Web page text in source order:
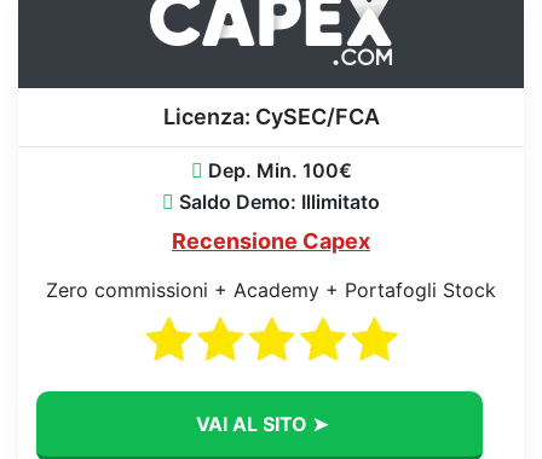
Licenza: CySEC/FCA
Dep. Min. 100€
Saldo Demo: Illimitato
Recensione Capex
Zero commissioni + Academy + Portafogli Stock
VAI AL SITO ➤